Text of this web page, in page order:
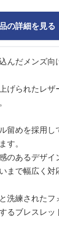
の詳細を見る
んだメンズ向
げられたレザ
留めを採用
す。
のあるデザ
まで幅広く対
洗練されたフ
るブレスレッ